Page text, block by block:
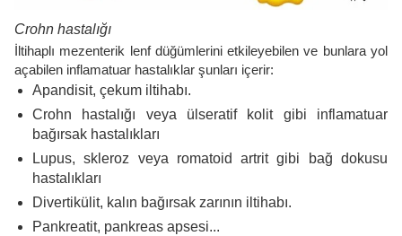
Crohn hastalığı
İltihaplı mezenterik lenf düğümlerini etkileyebilen ve bunlara yol
açabilen inflamatuar hastalıklar şunları içerir:
Apandisit, çekum iltihabı.
Crohn hastalığı veya ülseratif kolit gibi inflamatuar
bağırsak hastalıkları
Lupus, skleroz veya romatoid artrit gibi bağ dokusu
hastalıkları
Divertikülit, kalın bağırsak zarının iltihabı.
Pankreatit, pankreas apsesi...